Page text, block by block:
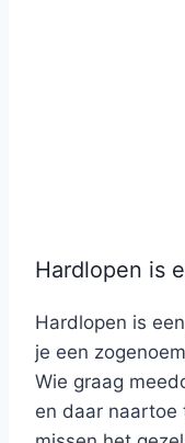
Hardlopen is
Hardlopen is een
je een
Wie graag
en daar naartoe